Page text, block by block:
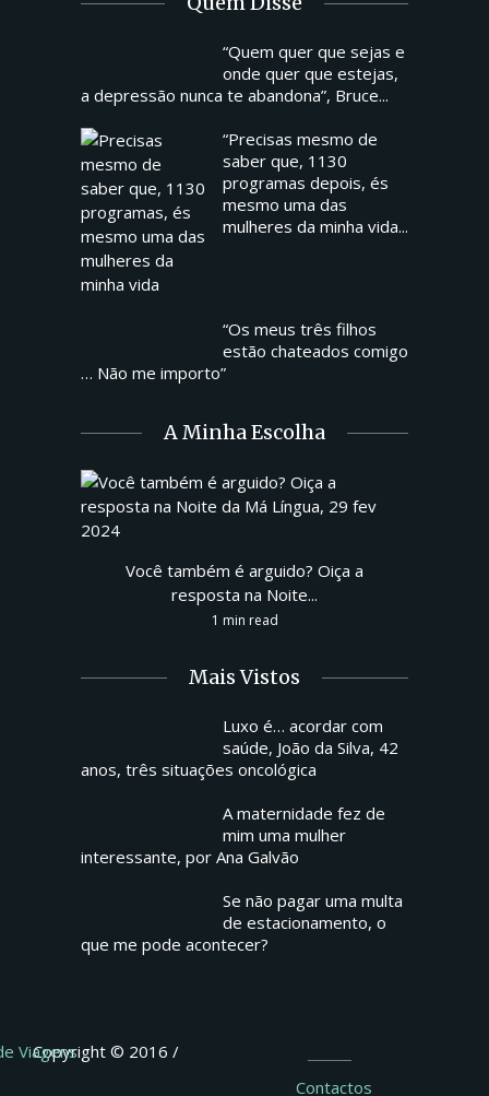
“Quem quer que sejas e
onde quer que estejas,
a depressão nunca te abandona”, Bruce...
“Precisas mesmo de
saber que, 1130
programas depois, és
mesmo uma das
mulheres da minha vida...
“Os meus três filhos
estão chateados comigo
… Não me importo”
A Minha Escolha
Você também é arguido? Oiça a
resposta na Noite...
1 min read
Mais Vistos
Luxo é… acordar com
saúde, João da Silva, 42
anos, três situações oncológica
A maternidade fez de
mim uma mulher
interessante, por Ana Galvão
Se não pagar uma multa
de estacionamento, o
que me pode acontecer?
Copyright © 2016 /
Viagens
Contactos